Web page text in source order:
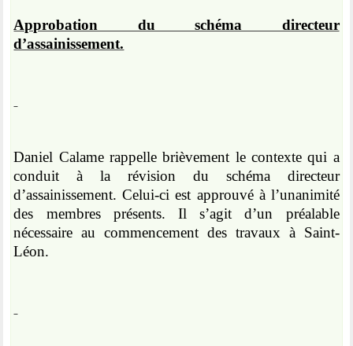
Approbation du schéma directeur
d’assainissement.
Daniel Calame rappelle brièvement le contexte qui a
conduit à la révision du schéma directeur
d’assainissement. Celui-ci est approuvé à l’unanimité
des membres présents. Il s’agit d’un préalable
nécessaire au commencement des travaux à Saint-
Léon.